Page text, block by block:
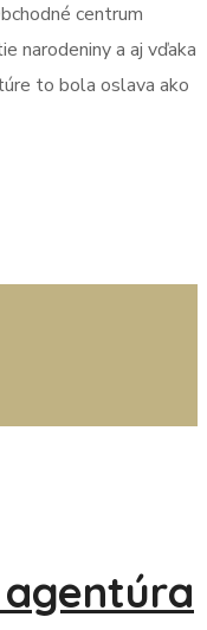
centrum
narodeniny a aj vďaka
to bola oslava ako